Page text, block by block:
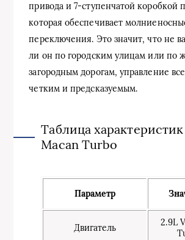
привода и 7-ступенчатой коробкой
которая обеспечивает
переключения. Это значит, что не
ли он по городским улицам или по
загородным дорогам, управление
четким и предсказуемым.
Таблица
Macan Turbo
Параметр
Двигатель
2.9L